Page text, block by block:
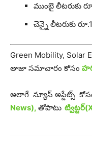
ముంబై లీటరుకు
చెన్నై లీటరుకు
Green Mobility, Solar
తాజా సమాచారం కోసం
అలాగే న్యూస్ అప్డేట్స్
News), తోపాటు